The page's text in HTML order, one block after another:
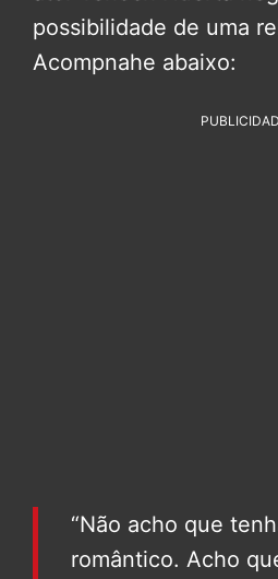
possibilidade de uma
Acompnahe abaixo:
“Não acho que
romântico. Acho